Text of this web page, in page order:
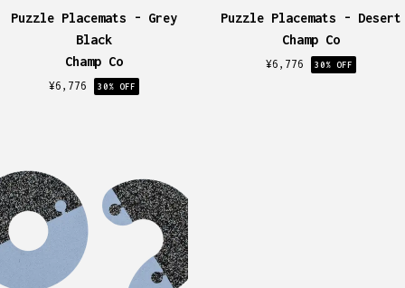
Puzzle Placemats - Grey
Black
Champ Co
¥6,776 30% OFF
Puzzle Placemats - Desert
Champ Co
¥6,776 30% OFF